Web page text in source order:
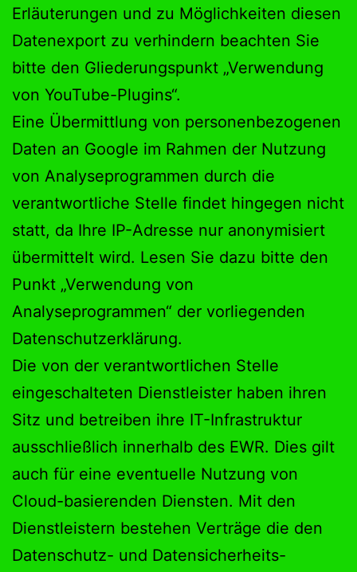
Erläuterungen und zu Möglichkeiten diesen
Datenexport zu verhindern beachten Sie
bitte den Gliederungspunkt „Verwendung
von YouTube-Plugins“.
Eine Übermittlung von personenbezogenen
Daten an Google im Rahmen der Nutzung
von Analyseprogrammen durch die
verantwortliche Stelle findet hingegen nicht
statt, da Ihre IP-Adresse nur anonymisiert
übermittelt wird. Lesen Sie dazu bitte den
Punkt „Verwendung von
Analyseprogrammen“ der vorliegenden
Datenschutzerklärung.
Die von der verantwortlichen Stelle
eingeschalteten Dienstleister haben ihren
Sitz und betreiben ihre IT-Infrastruktur
ausschließlich innerhalb des EWR. Dies gilt
auch für eine eventuelle Nutzung von
Cloud-basierenden Diensten. Mit den
Dienstleistern bestehen Verträge die den
Datenschutz- und Datensicherheits-